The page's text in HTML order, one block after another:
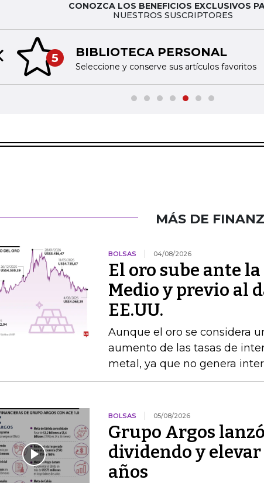
CONOZCA LOS BENEFICIOS EXCLUSIVOS
NUESTROS SUSCRIPTORES
5 BIBLIOTECA PERSONAL
Seleccione y conserve sus artículos favoritos
slide
MÁS DE
BOLSAS 04/08/2026
El oro sube ante
Medio y previo al
EE.UU.
Aunque el oro se considera
aumento de las tasas de
metal, ya que no genera
BOLSAS 05/08/2026
Grupo Argos
dividendo y
años